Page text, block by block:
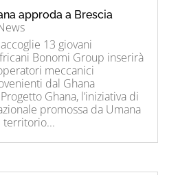
approda a Brescia
13 giovani
Bonomi Group inserirà
meccanici
dal Ghana
Ghana, l’iniziativa di
promossa da Umana
territorio...